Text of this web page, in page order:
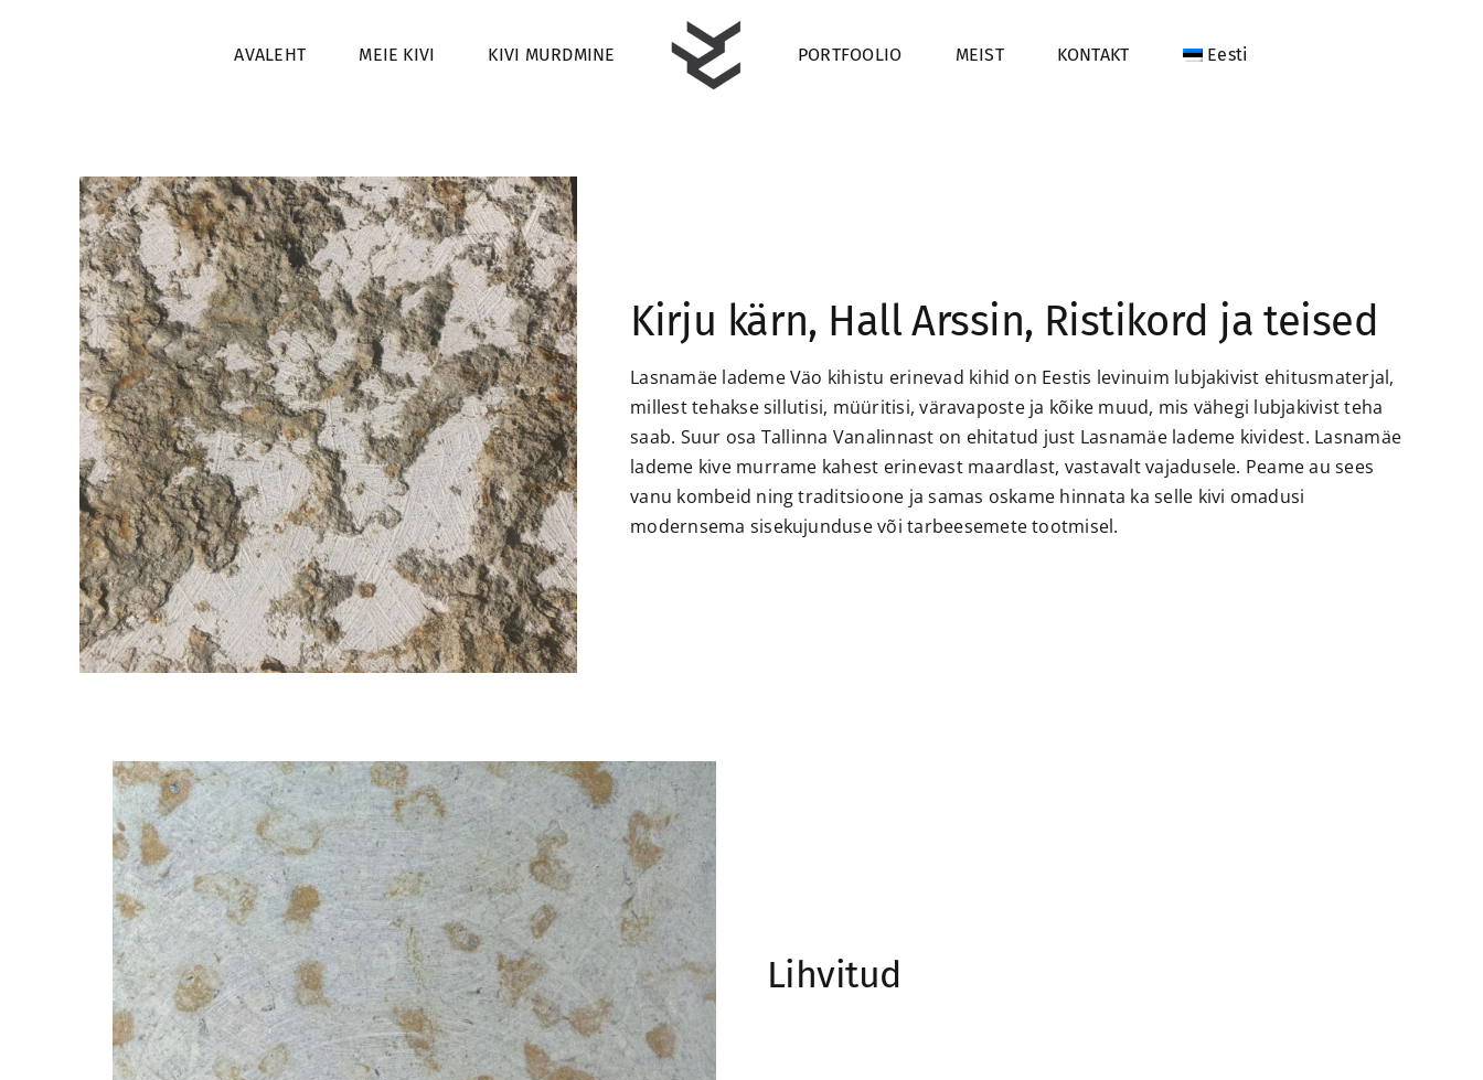
AVALEHT MEIE KIVI KIVI MURDMINE PORTFOOLIO MEIST KONTAKT Eesti
Kirju kärn, Hall Arssin, Ristikord ja teised
Lasnamäe lademe Väo kihistu erinevad kihid on Eestis levinuim lubjakivist ehitusmaterjal,
millest tehakse sillutisi, müüritisi, väravaposte ja kõike muud, mis vähegi lubjakivist teha
saab. Suur osa Tallinna Vanalinnast on ehitatud just Lasnamäe lademe kividest. Lasnamäe
lademe kive murrame kahest erinevast maardlast, vastavalt vajadusele. Peame au sees
vanu kombeid ning traditsioone ja samas oskame hinnata ka selle kivi omadusi
modernsema sisekujunduse või tarbeesemete tootmisel.
Lihvitud